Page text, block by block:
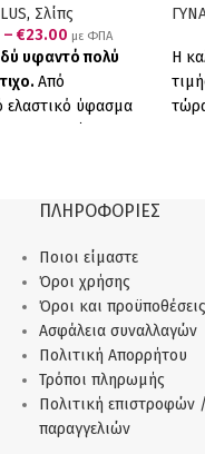
, Σλίπς
– €23.00 με ΦΠΑ
υφαντό πολύ
Από
ελαστικό ύφασμα
10%ELASTANE
Η
ΠΛΗΡΟΦΟΡΙΕΣ
Ποιοι είμαστε
Όροι χρήσης
Όροι και προϋποθέσεις
Ασφάλεια συναλλαγών
Πολιτική Απορρήτου
Τρόποι πληρωμής
Πολιτική
παραγγελιών